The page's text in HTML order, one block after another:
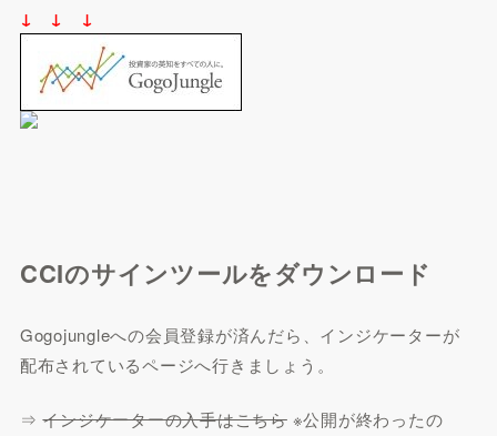
↓ ↓ ↓
CCIのサインツールをダウンロード
Gogojungleへの会員登録が済んだら、インジケーターが
配布されているページへ行きましょう。
⇒インジケーターの入手はこちら※公開が終わったの